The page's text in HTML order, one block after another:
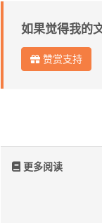
如果觉得我的
赞赏支持
更多阅读